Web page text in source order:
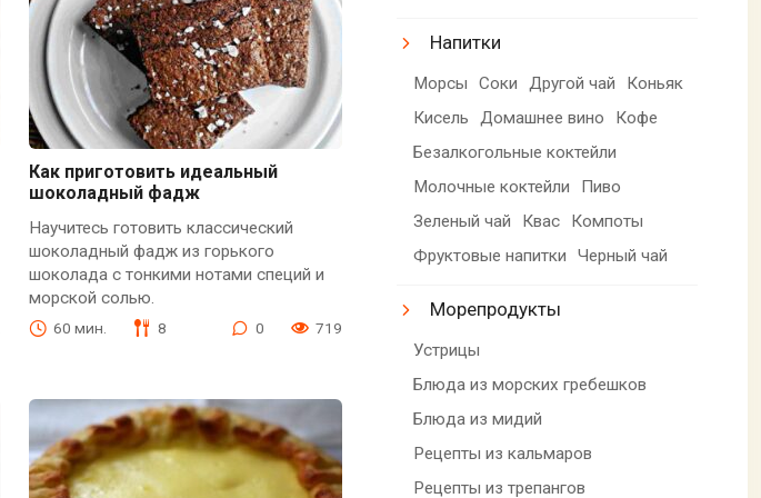
Как приготовить идеальный
шоколадный фадж
Научитесь готовить классический
шоколадный фадж из горького
шоколада с тонкими нотами специй и
морской солью.
60 мин. 8 0 719
Напитки
Морсы Соки Другой чай
Коньяк
Кисель
Домашнее вино
Кофе
Безалкогольные коктейли
Молочные коктейли
Пиво
Зеленый чай
Квас
Компоты
Фруктовые напитки
Черный чай
Морепродукты
Устрицы
Блюда из морских гребешков
Блюда из мидий
Рецепты из кальмаров
Рецепты из трепангов